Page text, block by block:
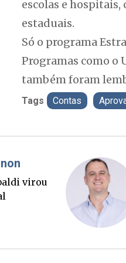
escolas e
estaduais.
Só o programa
Programas como o
também foram
Tags Contas
rápido
quem